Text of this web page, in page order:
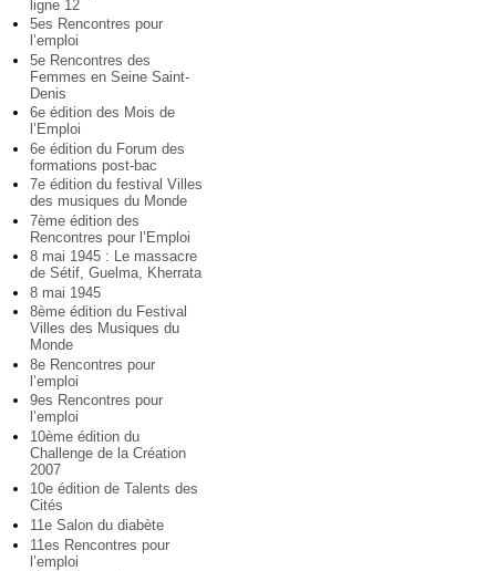
ligne 12
5es Rencontres pour
l’emploi
5e Rencontres des
Femmes en Seine Saint-
Denis
6e édition des Mois de
l’Emploi
6e édition du Forum des
formations post-bac
7e édition du festival Villes
des musiques du Monde
7ème édition des
Rencontres pour l’Emploi
8 mai 1945 : Le massacre
de Sétif, Guelma, Kherrata
8 mai 1945
8ème édition du Festival
Villes des Musiques du
Monde
8e Rencontres pour
l’emploi
9es Rencontres pour
l’emploi
10ème édition du
Challenge de la Création
2007
10e édition de Talents des
Cités
11e Salon du diabète
11es Rencontres pour
l’emploi